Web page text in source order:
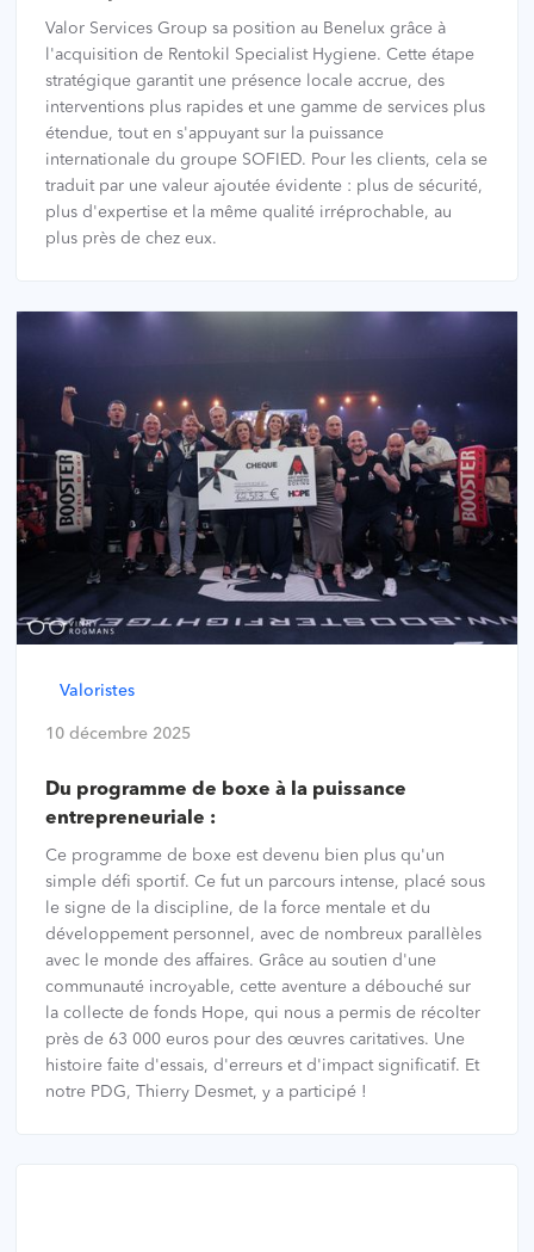
Valor Services Group sa position au Benelux grâce à
l'acquisition de Rentokil Specialist Hygiene. Cette étape
stratégique garantit une présence locale accrue, des
interventions plus rapides et une gamme de services plus
étendue, tout en s'appuyant sur la puissance
internationale du groupe SOFIED. Pour les clients, cela se
traduit par une valeur ajoutée évidente : plus de sécurité,
plus d'expertise et la même qualité irréprochable, au
plus près de chez eux.
Valoristes
10 décembre 2025
Du programme de boxe à la puissance
entrepreneuriale :
Ce programme de boxe est devenu bien plus qu'un
simple défi sportif. Ce fut un parcours intense, placé sous
le signe de la discipline, de la force mentale et du
développement personnel, avec de nombreux parallèles
avec le monde des affaires. Grâce au soutien d'une
communauté incroyable, cette aventure a débouché sur
la collecte de fonds Hope, qui nous a permis de récolter
près de 63 000 euros pour des œuvres caritatives. Une
histoire faite d'essais, d'erreurs et d'impact significatif. Et
notre PDG, Thierry Desmet, y a participé !